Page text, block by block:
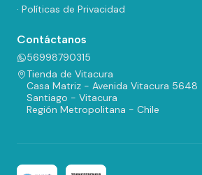
· Políticas de Privacidad
Contáctanos
56998790315
Tienda de Vitacura
Casa Matriz - Avenida Vitacura 5648
Santiago - Vitacura
Región Metropolitana - Chile